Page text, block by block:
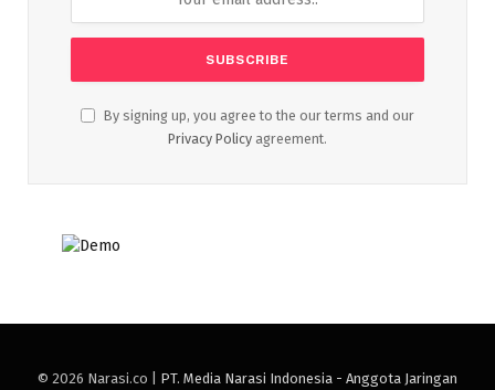
By signing up, you agree to the our terms and our
Privacy Policy agreement.
© 2026 Narasi.co | PT. Media Narasi Indonesia - Anggota Jaringan